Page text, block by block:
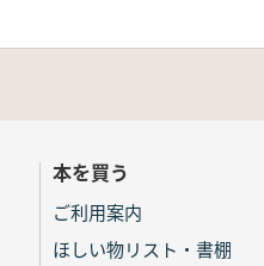
本を買う
ご利用案内
ほしい物リスト・書棚